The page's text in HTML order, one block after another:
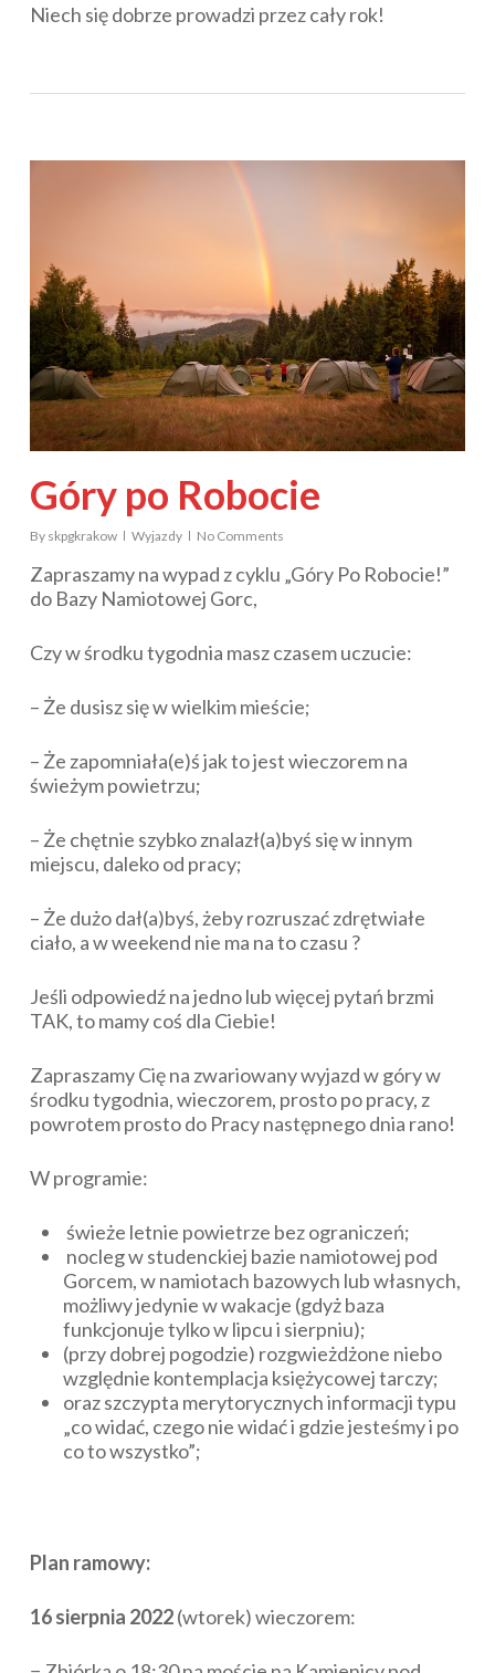
Niech się dobrze prowadzi przez cały rok!
Góry po Robocie
By skpgkrakow Wyjazdy No Comments
Zapraszamy na wypad z cyklu „Góry Po Robocie!”
do Bazy Namiotowej Gorc,
Czy w środku tygodnia masz czasem uczucie:
– Że dusisz się w wielkim mieście;
– Że zapomniała(e)ś jak to jest wieczorem na
świeżym powietrzu;
– Że chętnie szybko znalazł(a)byś się w innym
miejscu, daleko od pracy;
– Że dużo dał(a)byś, żeby rozruszać zdrętwiałe
ciało, a w weekend nie ma na to czasu ?
Jeśli odpowiedź na jedno lub więcej pytań brzmi
TAK, to mamy coś dla Ciebie!
Zapraszamy Cię na zwariowany wyjazd w góry w
środku tygodnia, wieczorem, prosto po pracy, z
powrotem prosto do Pracy następnego dnia rano!
W programie:
świeże letnie powietrze bez ograniczeń;
nocleg w studenckiej bazie namiotowej pod
Gorcem, w namiotach bazowych lub własnych,
możliwy jedynie w wakacje (gdyż baza
funkcjonuje tylko w lipcu i sierpniu);
(przy dobrej pogodzie) rozgwieżdżone niebo
względnie kontemplacja księżycowej tarczy;
oraz szczypta merytorycznych informacji typu
„co widać, czego nie widać i gdzie jesteśmy i po
co to wszystko”;
Plan ramowy:
16 sierpnia 2022(wtorek) wieczorem: